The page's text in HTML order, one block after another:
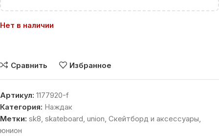
Нет в наличии
Сравнить Избранное
Артикул: 1177920-f
Категория: Наждак
Метки: sk8, skateboard, union, Скейтборд и аксессуары,
юнион